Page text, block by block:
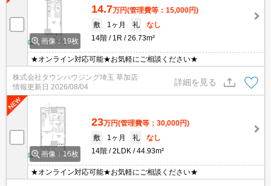
画像：19枚
14.7万円(管理費等：15,000円)
敷
1ヶ月 礼
なし
14階
1R 26.73m²
★オンライン対応可能★お気軽にご相談ください★
株式会社タウンハウジング埼玉 草加店
情報更新日 2026/08/04
詳細を見る
画像：16枚
23万円(管理費等：30,000円)
敷
1ヶ月 礼
なし
14階
2LDK 44.93m²
★オンライン対応可能★お気軽にご相談ください★